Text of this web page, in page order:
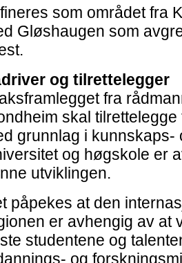
som området fra
Gløshaugen som
og tilrettelegger
fra
skal
grunnlag i
og høgskole er
utviklingen.
påpekes at den
er avhengig av at
studentene og
og